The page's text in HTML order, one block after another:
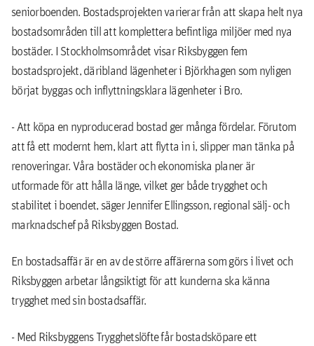
seniorboenden. Bostadsprojekten varierar från att skapa helt nya
bostadsområden till att komplettera befintliga miljöer med nya
bostäder. I Stockholmsområdet visar Riksbyggen fem
bostadsprojekt, däribland lägenheter i Björkhagen som nyligen
börjat byggas och inflyttningsklara lägenheter i Bro.
- Att köpa en nyproducerad bostad ger många fördelar. Förutom
att få ett modernt hem, klart att flytta in i, slipper man tänka på
renoveringar. Våra bostäder och ekonomiska planer är
utformade för att hålla länge, vilket ger både trygghet och
stabilitet i boendet, säger Jennifer Ellingsson, regional sälj- och
marknadschef på Riksbyggen Bostad.
En bostadsaffär är en av de större affärerna som görs i livet och
Riksbyggen arbetar långsiktigt för att kunderna ska känna
trygghet med sin bostadsaffär.
- Med Riksbyggens Trygghetslöfte får bostadsköpare ett